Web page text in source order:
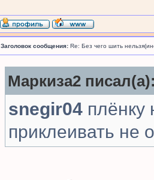
Заголовок сообщения: Re: Без чего шить
Маркиза2
snegir04 плёнку
приклеивать не